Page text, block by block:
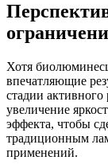
Хотя
впечатляющие
стадии активного
увеличение
эффекта, чтобы
традиционным
применений.